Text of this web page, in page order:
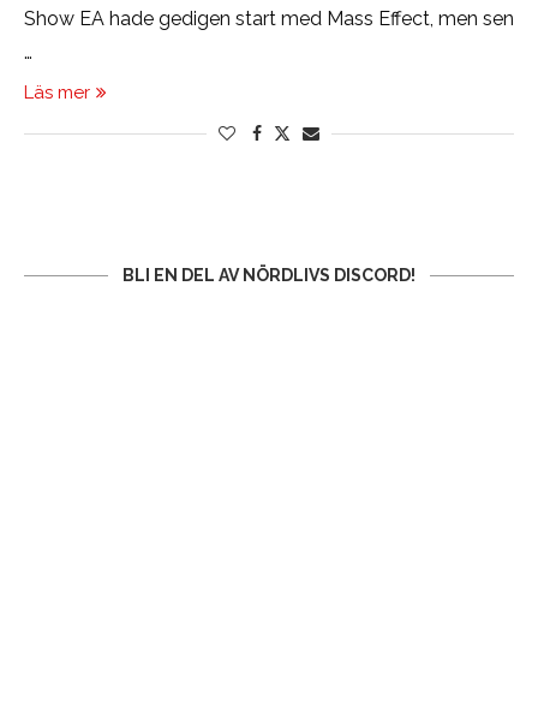
Show EA hade gedigen start med Mass Effect, men sen
…
Läs mer
BLI EN DEL AV NÖRDLIVS DISCORD!